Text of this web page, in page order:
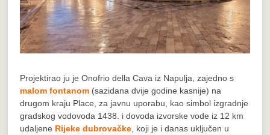
Projektirao ju je Onofrio della Cava iz Napulja, zajedno s
malom fontanom (sazidana dvije godine kasnije) na
drugom kraju Place, za javnu uporabu, kao simbol izgradnje
gradskog vodovoda 1438. i dovoda izvorske vode iz 12 km
udaljene Rijeke dubrovačke , koji je i danas uključen u